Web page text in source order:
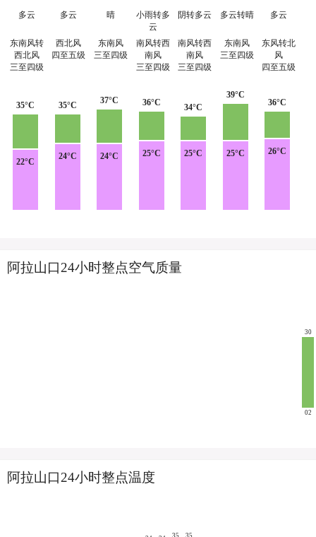
多云 多云 晴
小雨转多
云
阴转多云 多云转晴 多云
东南风转
西北风
三至四级
西北风
四至五级
东南风
三至四级
南风转西
南风
三至四级
南风转西
南风
三至四级
东南风
三至四级
东风转北
风
四至五级
35°C
22°C
35°C
24°C
37°C
24°C
36°C
25°C
34°C
25°C
39°C
25°C
36°C
26°C
阿拉山口24小时整点空气质量
30
02
阿拉山口24小时整点温度
35 35